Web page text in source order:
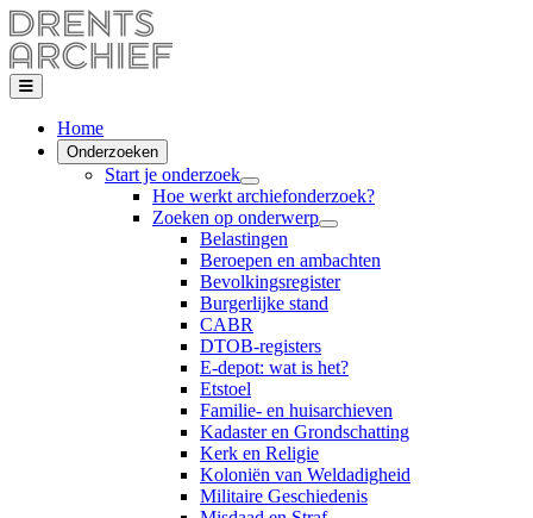
Home
Onderzoeken
Start je onderzoek
Hoe werkt archiefonderzoek?
Zoeken op onderwerp
Belastingen
Beroepen en ambachten
Bevolkingsregister
Burgerlijke stand
CABR
DTOB-registers
E-depot: wat is het?
Etstoel
Familie- en huisarchieven
Kadaster en Grondschatting
Kerk en Religie
Koloniën van Weldadigheid
Militaire Geschiedenis